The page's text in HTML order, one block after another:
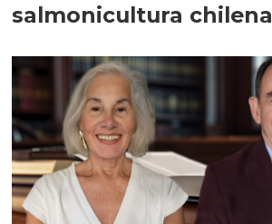
salmonicultura chilena